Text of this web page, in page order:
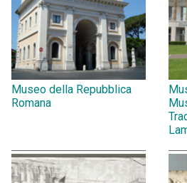
Museo della Repubblica
Romana